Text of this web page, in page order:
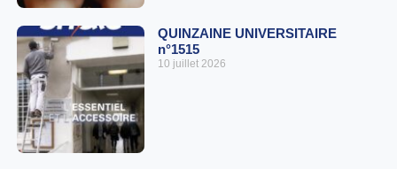
QUINZAINE UNIVERSITAIRE
n°1515
10 juillet 2026